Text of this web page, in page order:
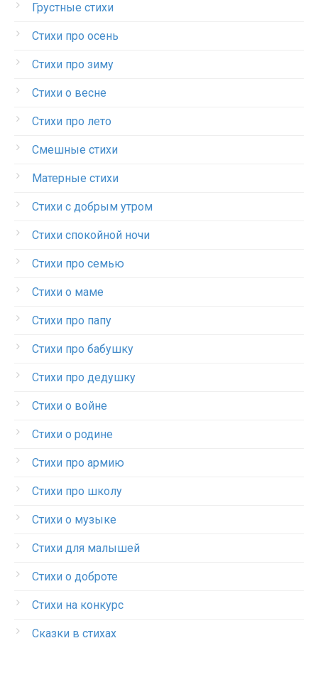
Грустные стихи
Стихи про осень
Стихи про зиму
Стихи о весне
Стихи про лето
Смешные стихи
Матерные стихи
Стихи с добрым утром
Стихи спокойной ночи
Стихи про семью
Стихи о маме
Стихи про папу
Стихи про бабушку
Стихи про дедушку
Стихи о войне
Стихи о родине
Стихи про армию
Стихи про школу
Стихи о музыке
Стихи для малышей
Стихи о доброте
Стихи на конкурс
Сказки в стихах